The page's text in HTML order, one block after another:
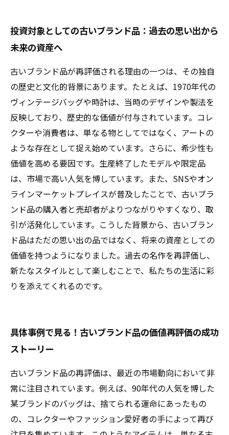
投資対象としての古いブランド品：過去の思い出から
未来の資産へ
古いブランド品が再評価される理由の一つは、その独自
の歴史と文化的背景にあります。たとえば、1970年代の
ヴィンテージバッグや時計は、当時のデザインや製法を
反映しており、歴史的な価値が付与されています。コレ
クターや消費者は、単なる物としてではなく、アートの
ような存在として捉え始めています。さらに、希少性も
価値を高める要因です。生産終了したモデルや限定品
は、市場で高い人気を博しています。また、SNSやオン
ラインマーケットプレイスが普及したことで、古いブラ
ンド品の購入者と売却者がよりつながりやすくなり、取
引が活発化しています。こうした背景から、古いブラン
ド品はただの思い出の品ではなく、将来の資産としての
価値を持つようになりました。過去の名作を再評価し、
新たなスタイルとして楽しむことで、私たちの生活に彩
りを添えてくれるのです。
具体事例で見る！古いブランド品の価値再評価の成功
ストーリー
古いブランド品の再評価は、最近の市場動向において非
常に注目されています。例えば、90年代の人気を博した
某ブランドのバッグは、捨てられる運命にあったもの
の、コレクターやファッション愛好者の手によって再び